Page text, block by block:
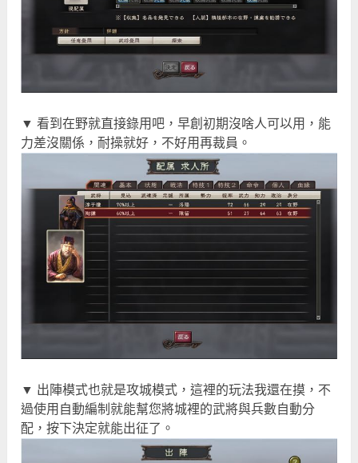
▼ 看到在野就直接錄用吧，早創初期沒啥人可以用，能
力差沒關係，耐操就好，不好用再裁員。
▼ 出陣模式也就是攻城模式，這裡的玩法我還在摸，不
過使用自動編制就能幫您將城裡的武將與兵數自動分
配，按下決定就能出征了。